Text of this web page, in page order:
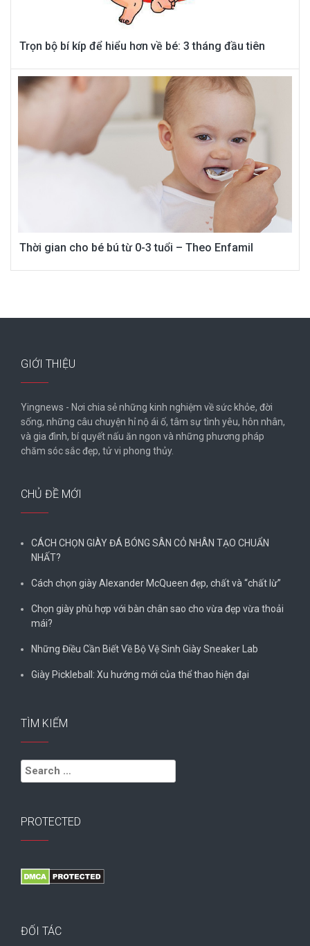
Trọn bộ bí kíp để hiểu hơn về bé: 3 tháng đầu tiên
Thời gian cho bé bú từ 0-3 tuổi – Theo Enfamil
GIỚI THIỆU
Yingnews - Nơi chia sẻ những kinh nghiệm về sức khỏe, đời
sống, những câu chuyện hỉ nộ ái ố, tâm sự tình yêu, hôn nhân,
và gia đình, bí quyết nấu ăn ngon và những phương pháp
chăm sóc sắc đẹp, tử vi phong thủy.
CHỦ ĐỀ MỚI
CÁCH CHỌN GIÀY ĐÁ BÓNG SÂN CỎ NHÂN TẠO CHUẨN
NHẤT?
Cách chọn giày Alexander McQueen đẹp, chất và “chất lừ”
Chọn giày phù hợp với bàn chân sao cho vừa đẹp vừa thoải
mái?
Những Điều Cần Biết Về Bộ Vệ Sinh Giày Sneaker Lab
Giày Pickleball: Xu hướng mới của thể thao hiện đại
TÌM KIẾM
Search
for:
PROTECTED
ĐỐI TÁC